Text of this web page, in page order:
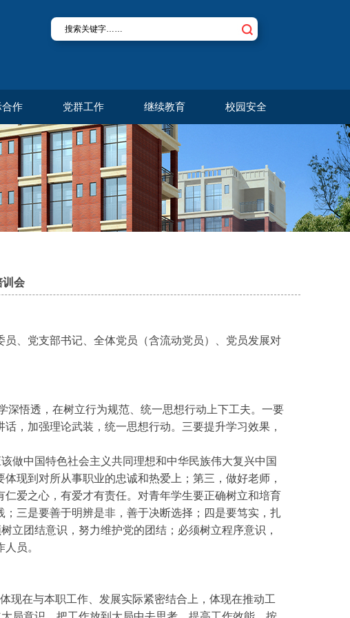
合作 党群工作 继续教育 校园安全
训会
、党支部书记、全体党员（含流动党员）、党员发展对
深悟透，在树立行为规范、统一思想行动上下工夫。一要
，加强理论武装，统一思想行动。三要提升学习效果，
做中国特色社会主义共同理想和中华民族伟大复兴中国
现到对所从事职业的忠诚和热爱上；第三，做好老师，
爱之心，有爱才有责任。对青年学生要正确树立和培育
三是要善于明辨是非，善于决断选择；四是要笃实，扎
立团结意识，努力维护党的团结；必须树立程序意识，
员。
现在与本职工作、发展实际紧密结合上，体现在推动工